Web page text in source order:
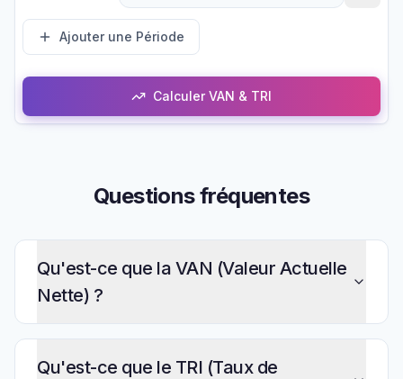
Ajouter une Période
Calculer VAN & TRI
Questions fréquentes
Qu'est-ce que la VAN (Valeur Actuelle
Nette) ?
Qu'est-ce que le TRI (Taux de